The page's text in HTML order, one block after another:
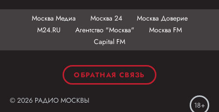
Москва Медиа Москва 24
Москва Доверие
М24.RU
Агентство "Москва"
Москва FM
Capital FM
© 2026 РАДИО МОСКВЫ
ОБРАТНАЯ СВЯЗЬ
18+